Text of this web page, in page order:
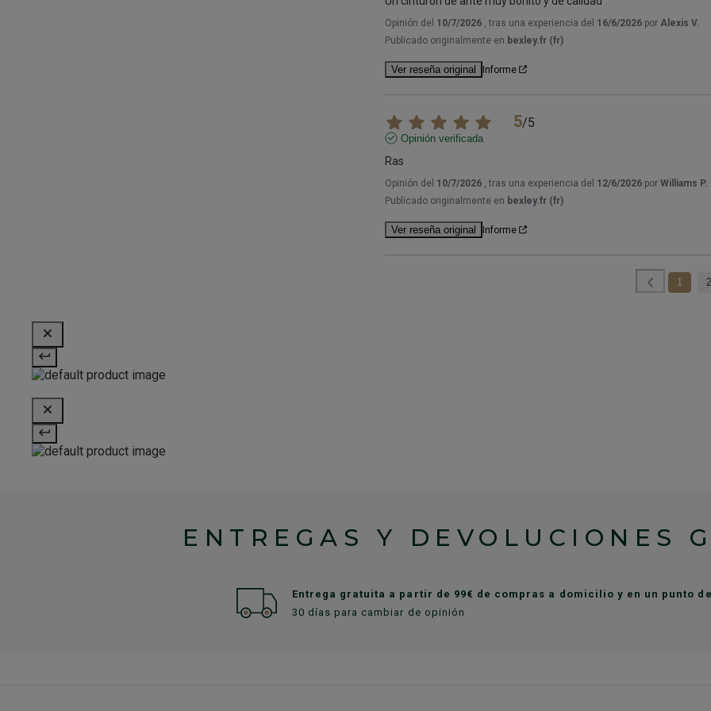
Opinión del 10/7/2026 , tras una experiencia del 16/6/2026 por Alexis V.
Publicado originalmente en bexley.fr (fr)
Ver reseña original Informe
5/5
Opinión verificada
Ras
Opinión del 10/7/2026 , tras una experiencia del 12/6/2026 por Williams P.
Publicado originalmente en bexley.fr (fr)
Ver reseña original Informe
1
ENTREGAS Y DEVOLUCIONES
Entrega gratuita a partir de 99€ de compras a domicilio y en un punto
30 días para cambiar de opinión